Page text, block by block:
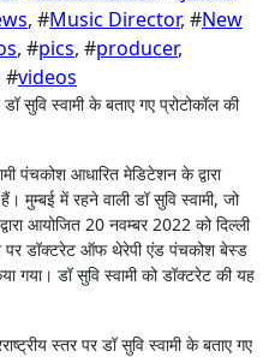
, #Music Director, #New
, #pics, #producer,
#videos
पंचकोश आधारित मेडिटेशन के द्वारा
मुम्बई में रहने वाली डॉ सुवि स्वामी, जो
आयोजित 20 नवम्बर 2022 को दिल्ली
पर डॉक्टरेट ऑफ थेरेपी एंड पंचकोश बेस्ड
गया। डॉ सुवि स्वामी को डॉक्टरेट की यह
स्तर पर डॉ सुवि स्वामी के बताए गए